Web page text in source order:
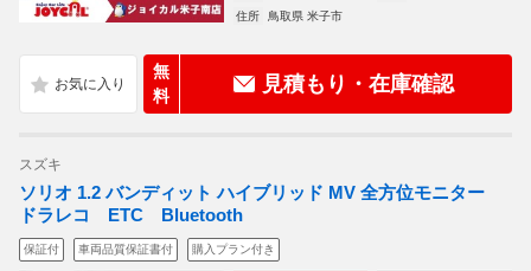
住所
鳥取県 米子市
無
料
見積もり・在庫確認
スズキ
ソリオ 1.2 バンディット ハイブリッド MV 全方位モニター
ドラレコ ETC Bluetooth
保証付 車両品質保証書付 購入プラン付き